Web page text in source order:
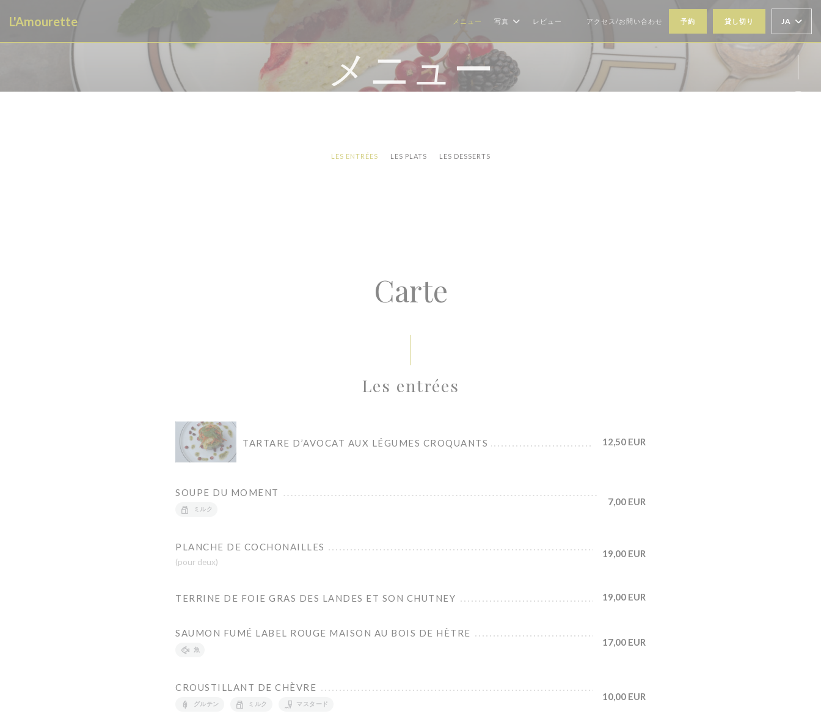
L'Amourette メニュー 写真 レビュー
((新しいウィンドウで開きます))
アクセス/お問い合わせ 予約 貸し切り JA
メニュー
LES ENTRÉES LES PLATS LES DESSERTS
Carte
Les entrées
TARTARE D’AVOCAT AUX LÉGUMES CROQUANTS 12,50 EUR
SOUPE DU MOMENT
ミルク
7,00 EUR
PLANCHE DE COCHONAILLES
(pour deux)
19,00 EUR
TERRINE DE FOIE GRAS DES LANDES ET SON CHUTNEY 19,00 EUR
SAUMON FUMÉ LABEL ROUGE MAISON AU BOIS DE HÈTRE
魚
17,00 EUR
CROUSTILLANT DE CHÈVRE
グルテン ミルク マスタード
10,00 EUR